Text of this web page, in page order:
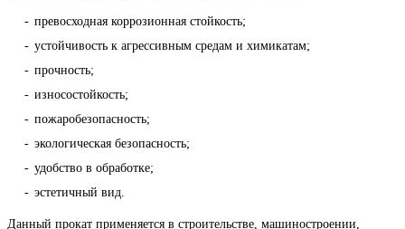
превосходная коррозионная стойкость;
устойчивость к агрессивным средам и химикатам;
прочность;
износостойкость;
пожаробезопасность;
экологическая безопасность;
удобство в обработке;
эстетичный вид.
Данный прокат применяется в строительстве, машиностроении,